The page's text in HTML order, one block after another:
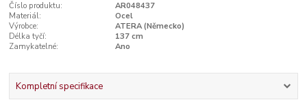
Číslo produktu:
AR048437
Materiál:
Ocel
Výrobce:
ATERA (Německo)
Délka tyčí:
137 cm
Zamykatelné:
Ano
Kompletní specifikace